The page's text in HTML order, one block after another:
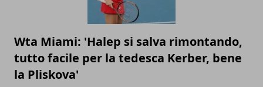
Wta Miami: 'Halep si salva rimontando,
tutto facile per la tedesca Kerber, bene
la Pliskova'